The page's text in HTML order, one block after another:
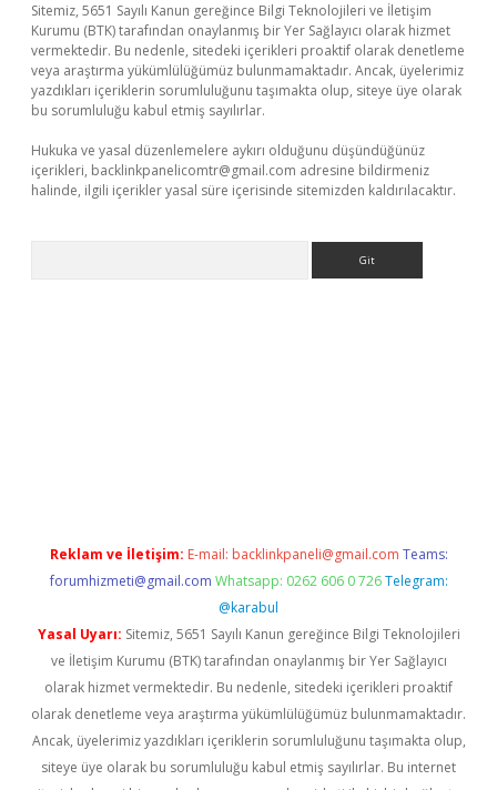
Sitemiz, 5651 Sayılı Kanun gereğince Bilgi Teknolojileri ve İletişim
Kurumu (BTK) tarafından onaylanmış bir Yer Sağlayıcı olarak hizmet
vermektedir. Bu nedenle, sitedeki içerikleri proaktif olarak denetleme
veya araştırma yükümlülüğümüz bulunmamaktadır. Ancak, üyelerimiz
yazdıkları içeriklerin sorumluluğunu taşımakta olup, siteye üye olarak
bu sorumluluğu kabul etmiş sayılırlar.
Hukuka ve yasal düzenlemelere aykırı olduğunu düşündüğünüz
içerikleri, backlinkpanelicomtr@gmail.com adresine bildirmeniz
halinde, ilgili içerikler yasal süre içerisinde sitemizden kaldırılacaktır.
Reklam ve İletişim: E-mail: backlinkpaneli@gmail.com Teams:
forumhizmeti@gmail.com Whatsapp: 0262 606 0 726 Telegram:
@karabul
Yasal Uyarı: Sitemiz, 5651 Sayılı Kanun gereğince Bilgi Teknolojileri
ve İletişim Kurumu (BTK) tarafından onaylanmış bir Yer Sağlayıcı
olarak hizmet vermektedir. Bu nedenle, sitedeki içerikleri proaktif
olarak denetleme veya araştırma yükümlülüğümüz bulunmamaktadır.
Ancak, üyelerimiz yazdıkları içeriklerin sorumluluğunu taşımakta olup,
siteye üye olarak bu sorumluluğu kabul etmiş sayılırlar. Bu internet